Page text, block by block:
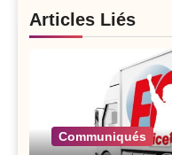
Articles Liés
Communiqués